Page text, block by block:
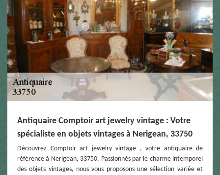
Antiquaire Comptoir art jewelry vintage : Votre
spécialiste en objets vintages à Nerigean, 33750
Découvrez Comptoir art jewelry vintage , votre antiquaire de
référence à Nerigean, 33750. Passionnés par le charme intemporel
des objets vintages, nous vous proposons une sélection variée et